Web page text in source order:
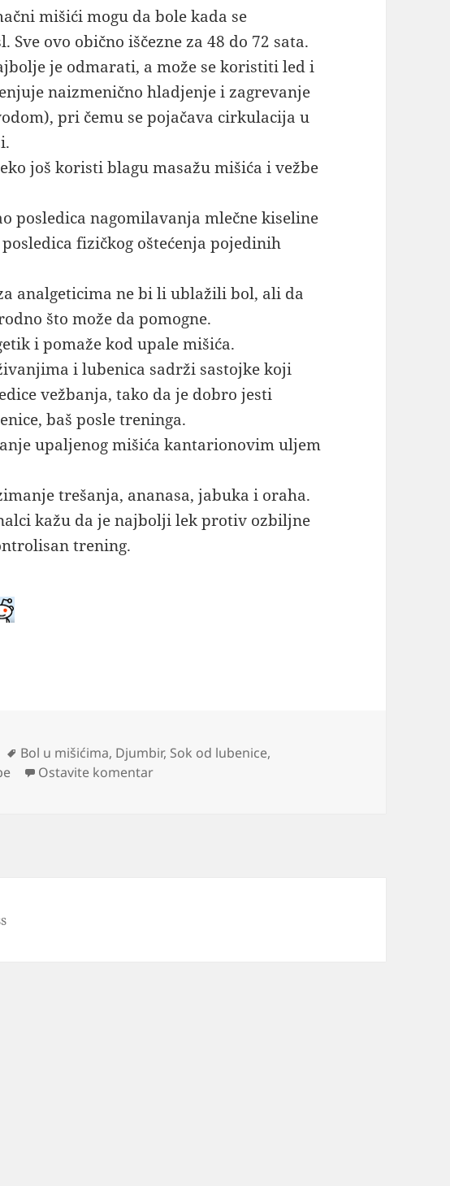
mišići mogu da bole kada se
Sve ovo obično iščezne za 48 do 72 sata.
je odmarati, a može se koristiti led i
naizmenično hladjenje i zagrevanje
pri čemu se pojačava cirkulacija u
još koristi blagu masažu mišića i vežbe
posledica nagomilavanja mlečne kiseline
fizičkog oštećenja pojedinih
analgeticima ne bi li ublažili bol, ali da
što može da pomogne.
i pomaže kod upale mišića.
i lubenica sadrži sastojke koji
vežbanja, tako da je dobro jesti
baš posle treninga.
upaljenog mišića kantarionovim uljem
trešanja, ananasa, jabuka i oraha.
kažu da je najbolji lek protiv ozbiljne
trening.
Oznake
Bol u mišićima, Djumbir, Sok od lubenice,
Ostavite komentarna Upala mišića